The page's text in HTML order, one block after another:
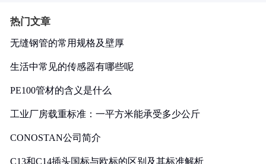
热门文章
无缝钢管的常用规格及壁厚
生活中常见的传感器有哪些呢
PE100管材的含义是什么
工业厂房载重标准：一平方米能承受多少公斤
CONOSTAN公司简介
C13和C14插头国标与欧标的区别及其标准解析